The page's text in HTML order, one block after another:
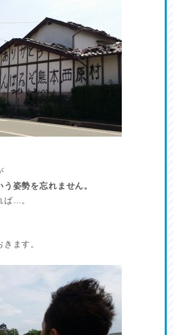
姿勢を忘れません。
ば…。
ます。